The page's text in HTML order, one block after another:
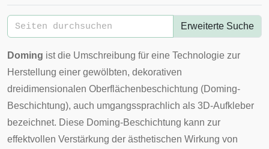
Erweiterte Suche
Doming ist die Umschreibung für eine Technologie zur
Herstellung einer gewölbten, dekorativen
dreidimensionalen Oberflächenbeschichtung (Doming-
Beschichtung), auch umgangssprachlich als 3D-Aufkleber
bezeichnet. Diese Doming-Beschichtung kann zur
effektvollen Verstärkung der ästhetischen Wirkung von